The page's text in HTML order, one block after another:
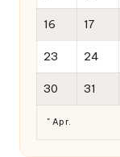
16 17
23 24
30 31
" Apr.